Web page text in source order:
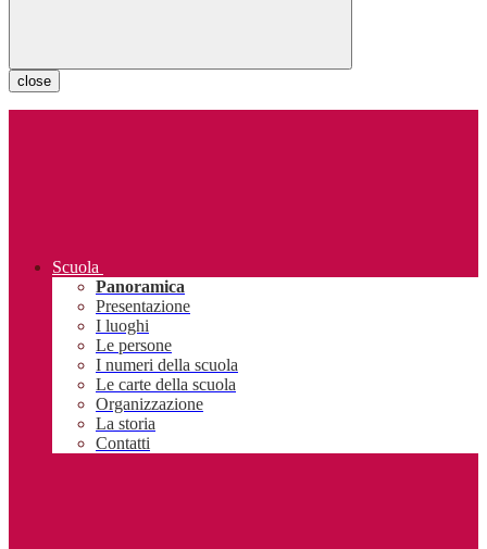
close
Scuola
Panoramica
Presentazione
I luoghi
Le persone
I numeri della scuola
Le carte della scuola
Organizzazione
La storia
Contatti